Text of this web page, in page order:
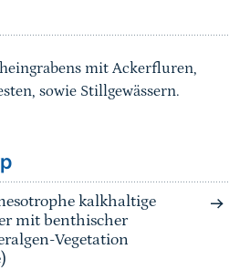
mit Ackerfluren,
sowie Stillgewässern.
kalkhaltige
mit benthischer
Vegetation